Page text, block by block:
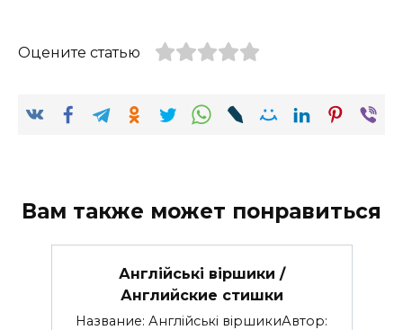
Оцените статью
Вам также может понравиться
Англійські віршики /
Английские стишки
Название: Англійські віршикиАвтор: